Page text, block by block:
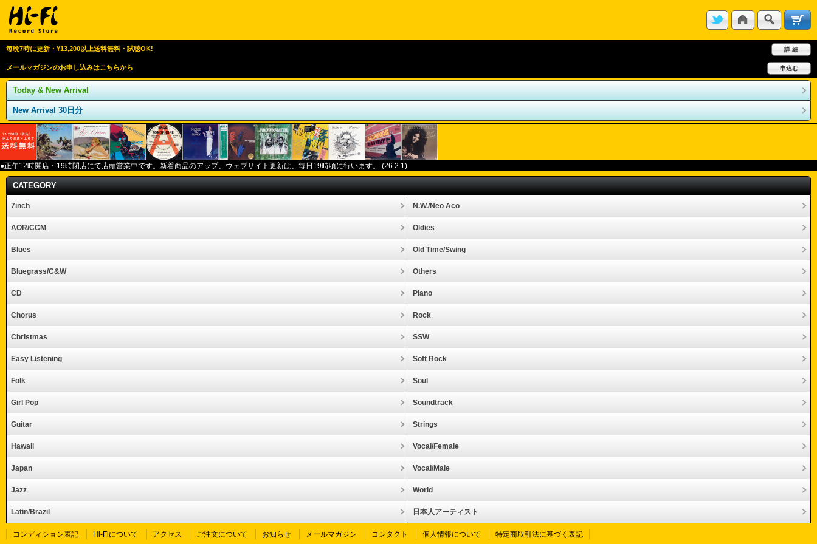
毎晩7時に更新・¥13,200以上送料無料・試聴OK! 詳 細
メールマガジンのお申し込みはこちらから 申込む
Today & New Arrival
New Arrival 30日分
●正午12時開店・ 19時閉店にて店頭営業中です。新着商品のアップ、ウェブサイト更新は、毎日 19時頃に行います。 (26.2.1)
CATEGORY
7inch N.W./Neo Aco
AOR/CCM Oldies
Blues Old Time/Swing
Bluegrass/C&W Others
CD Piano
Chorus Rock
Christmas SSW
Easy Listening Soft Rock
Folk Soul
Girl Pop Soundtrack
Guitar Strings
Hawaii Vocal/Female
Japan Vocal/Male
Jazz World
Latin/Brazil 日本人アーティスト
コンディション表記 Hi-Fiについて アクセス ご注文について お知らせ メールマガジン コンタクト 個人情報について 特定商取引法に基づく表記